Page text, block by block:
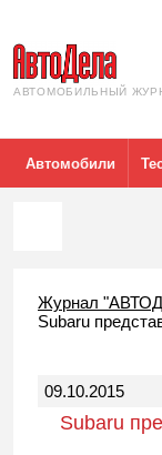
АВТОМОБИЛЬНЫЙ
Автомобили
Журнал
Subaru
09.10.2015
Subaru